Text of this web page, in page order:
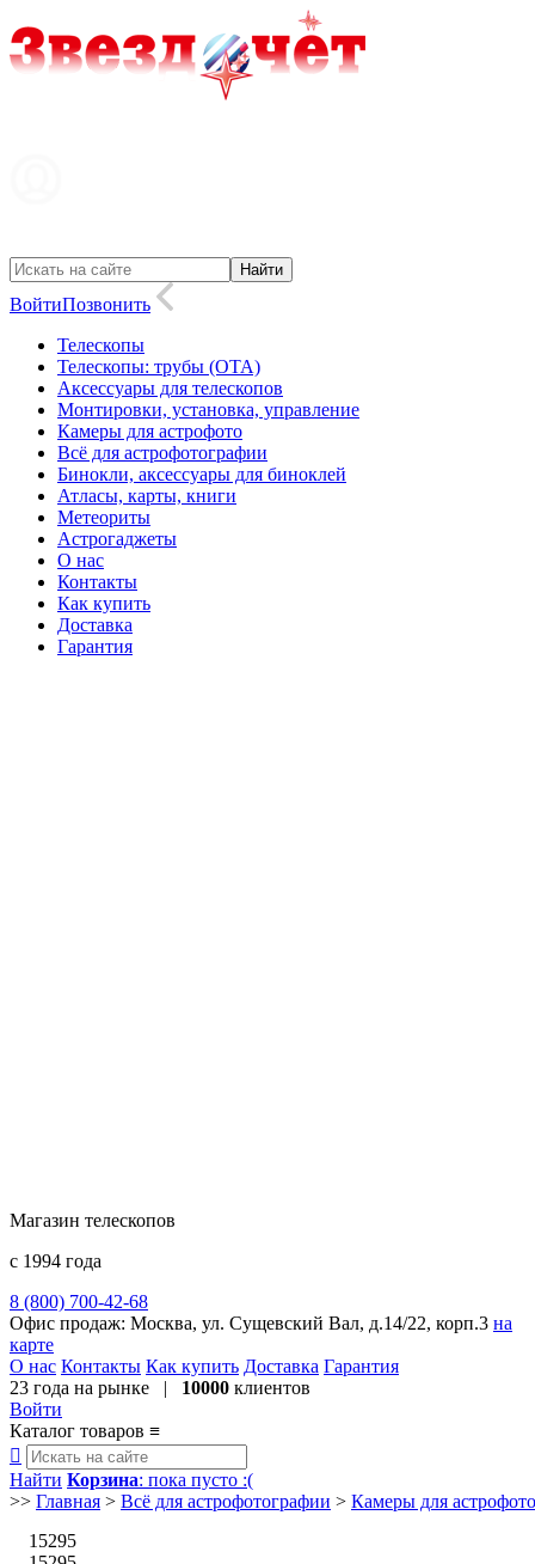
ВойтиПозвонить
Телескопы
Телескопы: трубы (OTA)
Аксессуары для телескопов
Монтировки, установка, управление
Камеры для астрофото
Всё для астрофотографии
Бинокли, аксессуары для биноклей
Атласы, карты, книги
Метеориты
Астрогаджеты
О нас
Контакты
Как купить
Доставка
Гарантия
Магазин телескопов
с 1994 года
8 (800) 700-42-68
Офис продаж: Москва, ул. Сущевский Вал, д.14/22, корп.3 на
карте
О нас Контакты Как купить Доставка Гарантия
23 года на рынке | 10000 клиентов
Войти
Каталог товаров ≡

Найти Корзина: пока пусто :(
>> Главная > Всё для астрофотографии > Камеры для астрофото
15295